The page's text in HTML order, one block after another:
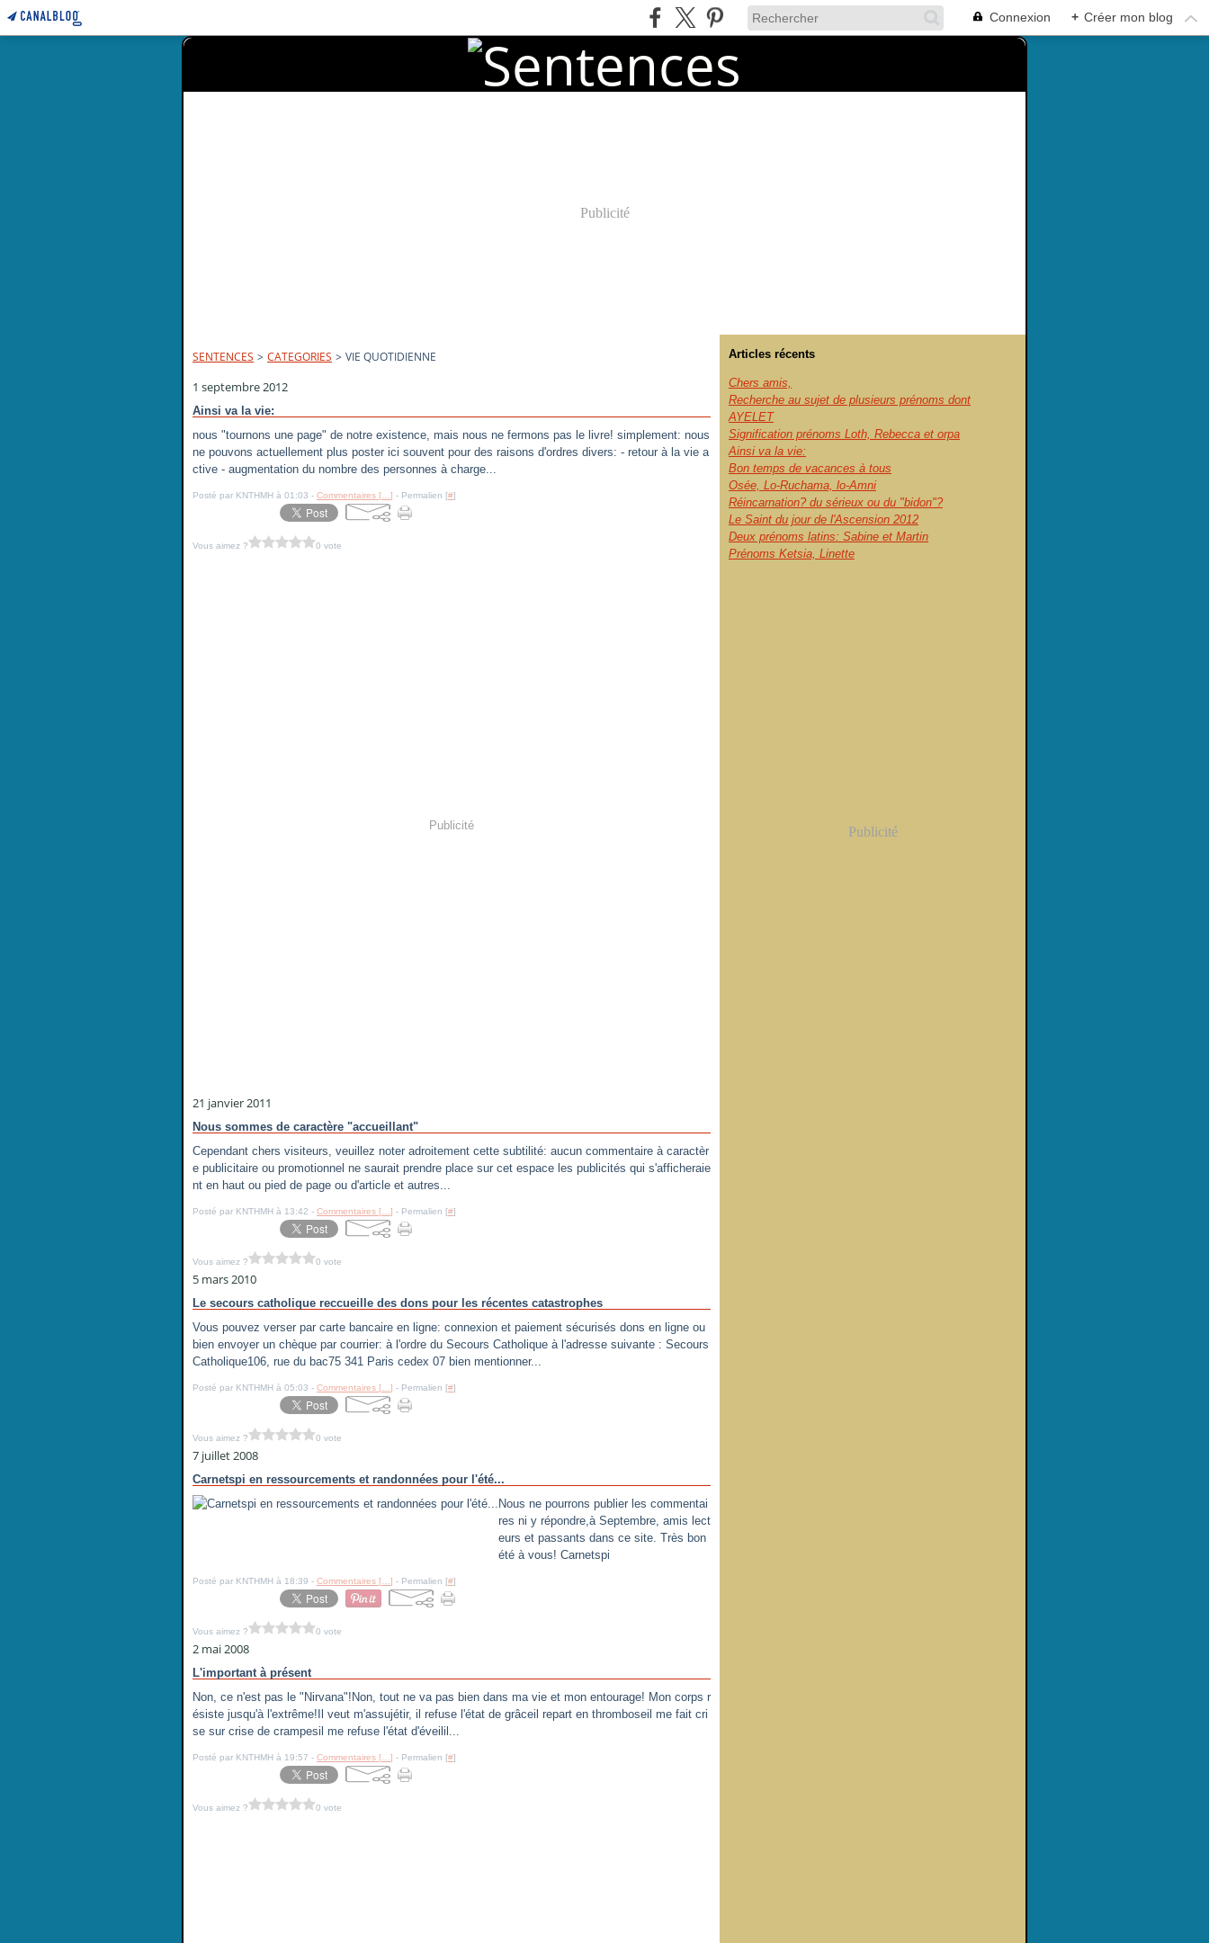
Connexion + Créer mon blog
Publicité
SENTENCES > CATEGORIES > VIE QUOTIDIENNE
1 septembre 2012
Ainsi va la vie:
nous "tournons une page" de notre existence, mais nous ne fermons pas le livre! simplement: nous
ne pouvons actuellement plus poster ici souvent pour des raisons d'ordres divers: - retour à la vie a
ctive - augmentation du nombre des personnes à charge...
Posté par KNTHMH à 01:03 - Commentaires [ ] - Permalien [#]
Vous aimez ? 0 vote
Publicité
21 janvier 2011
Nous sommes de caractère "accueillant"
Cependant chers visiteurs, veuillez noter adroitement cette subtilité: aucun commentaire à caractèr
e publicitaire ou promotionnel ne saurait prendre place sur cet espace les publicités qui s'afficheraie
nt en haut ou pied de page ou d'article et autres...
Posté par KNTHMH à 13:42 - Commentaires [ ] - Permalien [#]
Vous aimez ? 0 vote
5 mars 2010
Le secours catholique reccueille des dons pour les récentes catastrophes
Vous pouvez verser par carte bancaire en ligne: connexion et paiement sécurisés dons en ligne ou
bien envoyer un chèque par courrier: à l'ordre du Secours Catholique à l'adresse suivante : Secours
Catholique106, rue du bac75 341 Paris cedex 07 bien mentionner...
Posté par KNTHMH à 05:03 - Commentaires [ ] - Permalien [#]
Vous aimez ? 0 vote
7 juillet 2008
Carnetspi en ressourcements et randonnées pour l'été...
Nous ne pourrons publier les commentai
res ni y répondre,à Septembre, amis lect
eurs et passants dans ce site. Très bon
été à vous! Carnetspi
Posté par KNTHMH à 18:39 - Commentaires [ ] - Permalien [#]
Vous aimez ? 0 vote
2 mai 2008
L'important à présent
Non, ce n'est pas le "Nirvana"!Non, tout ne va pas bien dans ma vie et mon entourage! Mon corps r
ésiste jusqu'à l'extrême!Il veut m'assujétir, il refuse l'état de grâceil repart en thromboseil me fait cri
se sur crise de crampesil me refuse l'état d'éveilil...
Posté par KNTHMH à 19:57 - Commentaires [ ] - Permalien [#]
Vous aimez ? 0 vote
Articles récents
Chers amis,
Recherche au sujet de plusieurs prénoms dont
AYELET
Signification prénoms Loth, Rebecca et orpa
Ainsi va la vie:
Bon temps de vacances à tous
Osée, Lo-Ruchama, lo-Amni
Réincarnation? du sérieux ou du "bidon"?
Le Saint du jour de l'Ascension 2012
Deux prénoms latins: Sabine et Martin
Prénoms Ketsia, Linette
Publicité